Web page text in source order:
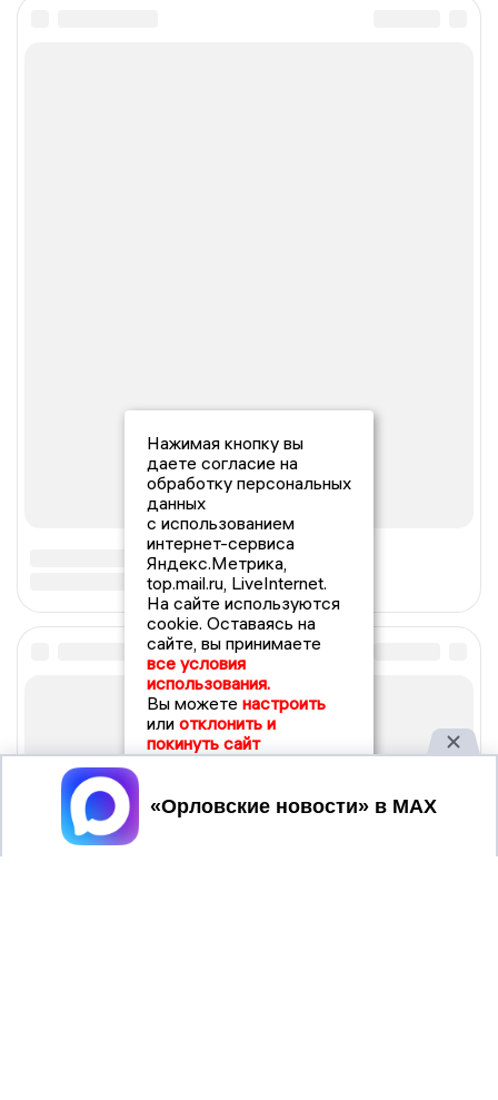
Нажимая кнопку вы
даете согласие на
обработку персональных
данных
с использованием
интернет-сервиса
Яндекс.Метрика,
top.mail.ru, LiveInternet.
На сайте используются
cookie. Оставаясь на
сайте, вы принимаете
все условия
использования.
Вы можете настроить
или отклонить и
покинуть сайт
Принять